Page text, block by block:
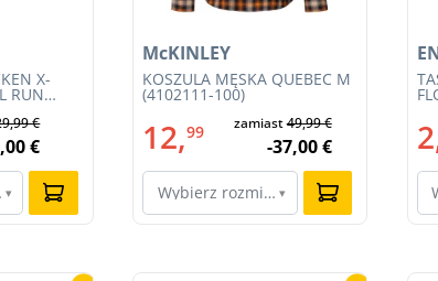
X-
RUN
€
€
▾
KOSZULA MĘSKA QUEBEC M
(4102111-100)
McKINLEY
12,99 zamiast49,99 €
-37,00 €
Wybierz rozmiar…
▾